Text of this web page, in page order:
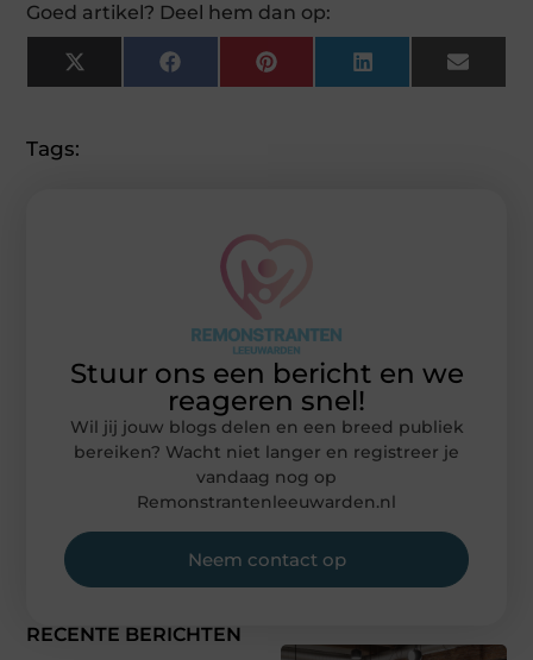
Goed artikel? Deel hem dan op:
X
(Twitter)
FacebookPinterestLinkedInEmail
Tags:
RECENTE BERICHTEN
Stuur ons een bericht en we
reageren snel!
Wil jij jouw blogs delen en een breed publiek
bereiken? Wacht niet langer en registreer je
vandaag nog op
Remonstrantenleeuwarden.nl
Neem contact op